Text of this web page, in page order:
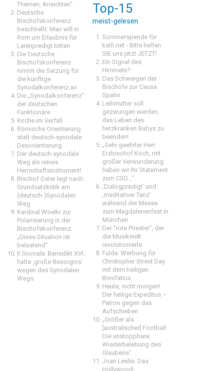
Themen, Ansichten“
Deutsche
Bischofskonferenz
beschließt: Man will in
Rom um Erlaubnis für
Laienpredigt bitten
Die Deutsche
Bischofskonferenz
nimmt die Satzung für
die künftige
Synodalkonferenz an
Die „Synodalkonferenz“
der deutschen
Funktionäre
Kirche im Verfall
Römische Orientierung
statt deutsch-synodale
Desorientierung
Der deutsch-synodale
Weg als reines
Herrschaftsinstrument!
Bischof Oster legt nach:
Grundsatzkritik am
(deutsch-)Synodalen
Weg
Kardinal Woelki zur
Polarisierung in der
Bischofskonferenz:
„Diese Situation ist
belastend“
Il Giornale: Benedikt XVI.
hatte ‚große Besorgnis‘
wegen des Synodalen
Wegs
Top-15
meist-gelesen
Sommerspende für
kath.net - Bitte helfen
SIE uns jetzt JETZT!
Ein Signal des
Himmels?
Das Schweigen der
Bischöfe zur Causa
Spahn
Leihmutter soll
gezwungen werden,
das Leben des
herzkranken Babys zu
beenden!
„Sehr geehrter Herr
Erzbischof Koch, mit
großer Verwunderung
haben wir Ihr Statement
zum CSD…“
‚Dialogpredigt‘ und
‚meditativer Tanz’
während der Messe
zum Magdalenenfest in
München
Der "rote Priester", der
die Musikwelt
revolutionierte
Fulda: Werbung für
Christopher Street Day
mit dem heiligen
Bonifatius
Heute, nicht morgen!
Der heilige Expeditus –
Patron gegen das
Aufschieben
„Größer als
[australischer] Football:
Die unstoppbare
Wiederbelebung des
Glaubens“
Joan Leslie: Das
Hollywood-